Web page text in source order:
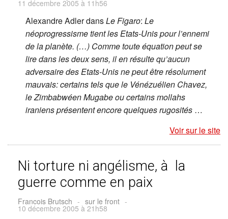
11 décembre 2005 à 11h56
Alexandre Adler dansLe Figaro: Le
néoprogressisme tient les Etats-Unis pour l’ennemi
de la planète. (…) Comme toute équation peut se
lire dans les deux sens, il en résulte qu’aucun
adversaire des Etats-Unis ne peut être résolument
mauvais: certains tels que le Vénézuélien Chavez,
le Zimbabwéen Mugabe ou certains mollahs
iraniens présentent encore quelques rugosités …
Voir sur le site
Ni torture ni angélisme, à la
guerre comme en paix
Francois Brutsch - sur le front -
10 décembre 2005 à 21h58